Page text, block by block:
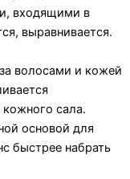
входящими в
выравнивается.
волосами и кожей
сала.
основой для
быстрее набрать